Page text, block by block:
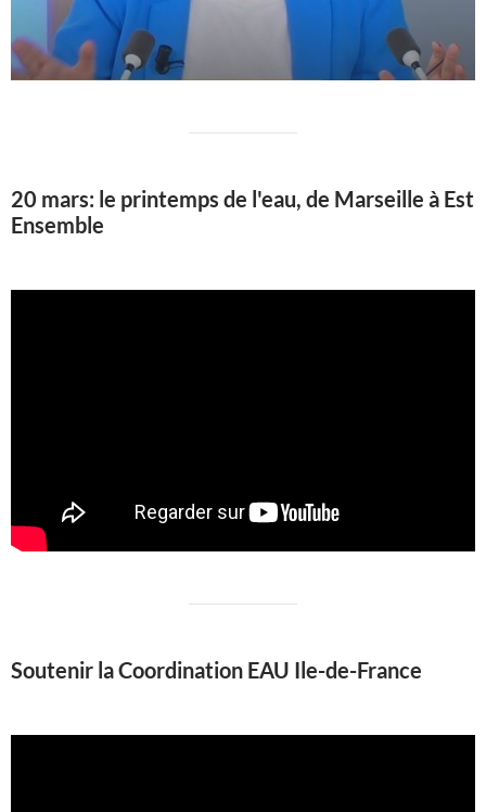
20 mars: le printemps de l'eau, de Marseille à Est
Ensemble
Soutenir la Coordination EAU Ile-de-France